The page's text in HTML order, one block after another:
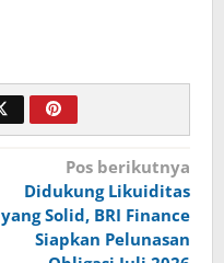
Pos berikutnya
Didukung Likuiditas
yang Solid, BRI Finance
Siapkan Pelunasan